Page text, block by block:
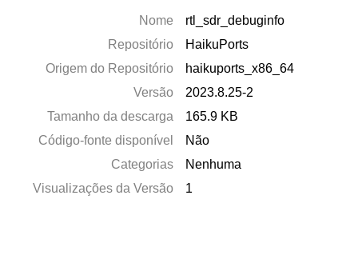
Nome
rtl_sdr_debuginfo
Repositório
HaikuPorts
Origem do Repositório
haikuports_x86_64
Versão
2023.8.25-2
Tamanho da descarga
165.9 KB
Código-fonte disponível
Não
Categorias
Nenhuma
Visualizações da Versão
1